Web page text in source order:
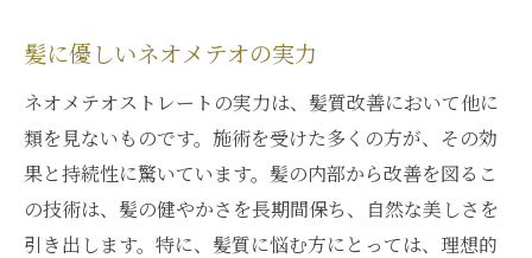
髪に優しいネオメテオの実力
ネオメテオストレートの実力は、髪質改善において他に
類を見ないものです。施術を受けた多くの方が、その効
果と持続性に驚いています。髪の内部から改善を図るこ
の技術は、髪の健やかさを長期間保ち、自然な美しさを
引き出します。特に、髪質に悩む方にとっては、理想的